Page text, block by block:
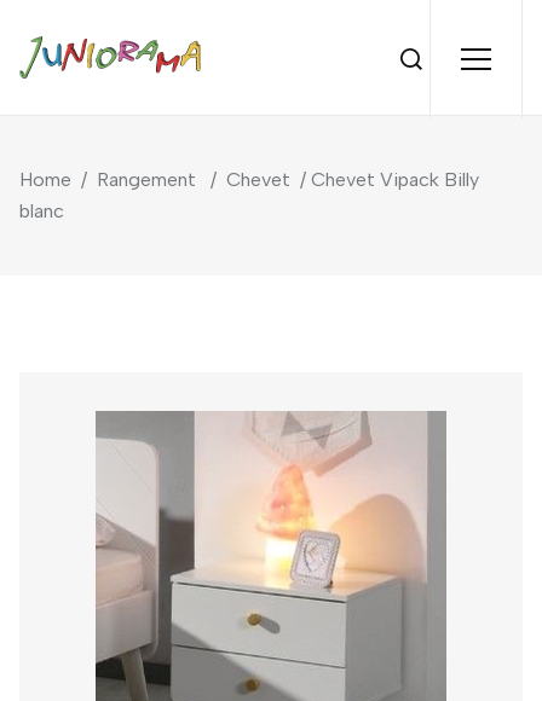
Home / Rangement / Chevet / Chevet Vipack Billy
blanc